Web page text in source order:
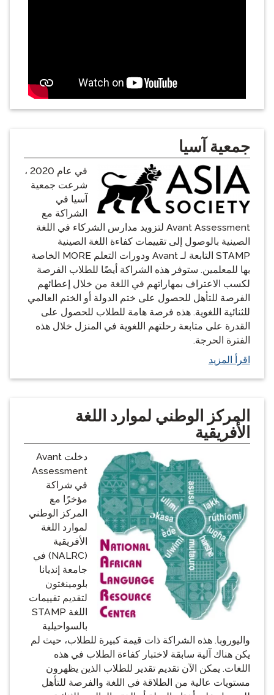
جمعية آسيا
في عام 2020 ،
شرعت جمعية
آسيا في
الشراكة مع
Avant Assessment لتزويد مدارس الشركاء في اللغة
الصينية بالوصول إلى تقييمات كفاءة اللغة الصينية
STAMP التابعة لـ Avant ودورات التعلم MORE الخاصة
بها للمعلمين. ستوفر هذه الشراكة أيضًا للطلاب الفرصة
لكسب الاعتراف بمهاراتهم في اللغة من خلال إعطائهم
الفرصة للتأهل للحصول على ختم الدولة أو الختم العالمي
للثنائية اللغوية. هذه فرصة هامة للطلاب للحصول على
القدرة على متابعة رحلتهم اللغوية في المنزل خلال هذه
الفترة الحرجة.
اقرأ المزيد
المركز الوطني لموارد اللغة
الأفريقية
دخلت Avant
Assessment
في شراكة
مؤخرًا مع
المركز الوطني
لموارد اللغة
الأفريقية
(NALRC) في
جامعة إنديانا
بلومينغتون
لتقديم تقييمات
اللغة STAMP
بالسواحيلية
واليوروبا. هذه الشراكة ذات قيمة كبيرة للطلاب، حيث لم
يكن هناك آلية سابقة لاختبار كفاءة الطلاب في هذه
اللغات. يمكن الآن تقديم تقدير للطلاب الذين يظهرون
مستويات عالية من الطلاقة في اللغة والفرصة للتأهل